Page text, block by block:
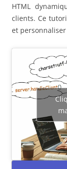
HTML
clients. Ce
et